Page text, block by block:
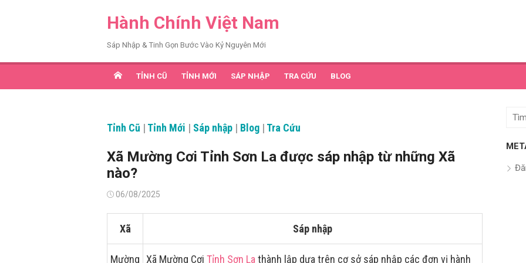
Hành Chính Việt Nam
Sáp Nhập & Tinh Gọn Bước Vào Kỷ Nguyên Mới
TỈNH CŨ TỈNH MỚI SÁP NHẬP TRA CỨU BLOG
Tỉnh Cũ | Tỉnh Mới | Sáp nhập | Blog | Tra Cứu
Xã Mường Cơi Tỉnh Sơn La được sáp nhập từ những Xã
nào?
Đăng06/08/2025
Xã Sáp nhập
Mường
Xã Mường Cơi Tỉnh Sơn La thành lập dựa trên cơ sở sáp nhập các đơn vị hành
Tìm
quả